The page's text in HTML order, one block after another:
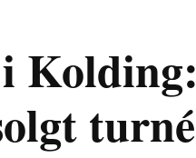
Kolding:
turné